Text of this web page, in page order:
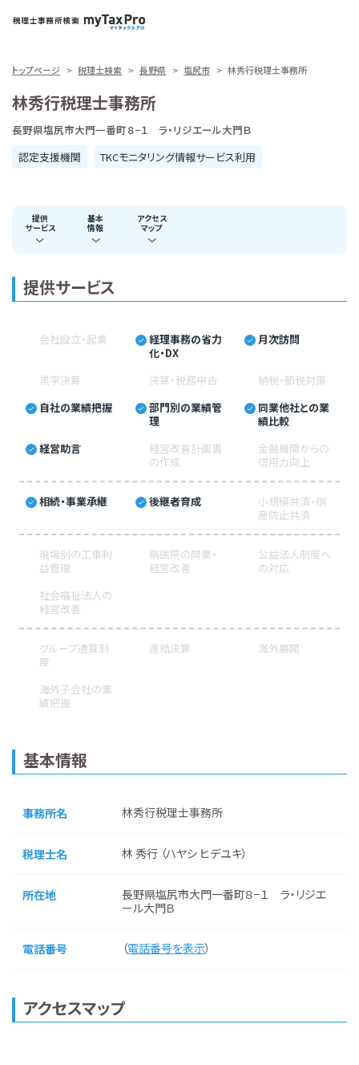
トップページ 税理士検索 長野県 塩尻市 林秀行税理士事務所
林秀行税理士事務所
長野県塩尻市大門一番町８−１ ラ・リジエール大門Ｂ
認定支援機関
TKCモニタリング情報サービス利用
提供
サービス
基本
情報
アクセス
マップ
提供サービス
会社設立・起業
経理事務の省力
化・DX
月次訪問
黒字決算 決算・税務申告
納税・節税対策
自社の業績把握
部門別の業績管
理
同業他社との業
績比較
経営助言
経営改善計画書
の作成
金融機関からの
信用力向上
相続・事業承継 後継者育成
小規模共済・倒
産防止共済
現場別の工事利
益管理
病医院の開業・
経営改善
公益法人制度へ
の対応
社会福祉法人の
経営改善
グループ通算制
度
連結決算 海外展開
海外子会社の業
績把握
基本情報
事務所名 林秀行税理士事務所
税理士名 林 秀行 （ハヤシ ヒデユキ）
所在地
長野県塩尻市大門一番町８−１ ラ・リジエ
ール大門Ｂ
電話番号 （電話番号を表示）
アクセスマップ